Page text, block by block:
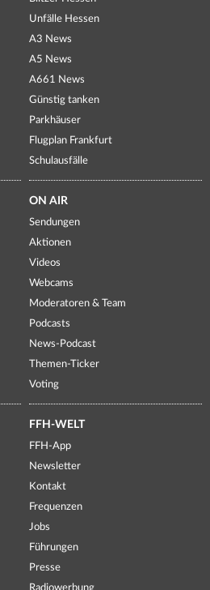
Unfälle Hessen
A3 News
A5 News
A661 News
Günstig tanken
Parkhäuser
Flugplan Frankfurt
Schulausfälle
ON AIR
Sendungen
Aktionen
Videos
Webcams
Moderatoren & Team
Podcasts
News-Podcast
Themen-Ticker
Voting
FFH-WELT
FFH-App
Newsletter
Kontakt
Frequenzen
Jobs
Führungen
Presse
Radiowerbung